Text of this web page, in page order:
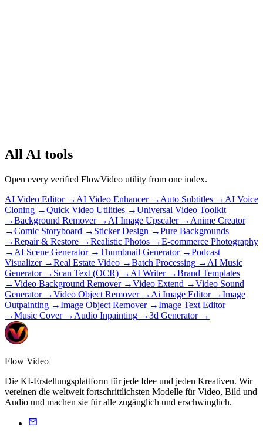
All AI tools
Open every verified FlowVideo utility from one index.
AI Video Editor→ AI Video Enhancer→ Auto Subtitles → AI Voice
Cloning →Quick Video Utilities →Universal Video Toolkit
→Background Remover→ AI Image Upscaler→ Anime Creator
→Comic Storyboard → Sticker Design →Pure Backgrounds
→Repair & Restore →Realistic Photos →E-commerce Photography
→ AI Scene Generator→Thumbnail Generator→Podcast
Visualizer→Real Estate Video →Batch Processing → AI Music
Generator→ Scan Text (OCR) → AI Writer→Brand Templates
→Video Background Remover→Video Extend →Video Sound
Generator→Video Object Remover→ Ai Image Editor→Image
Outpainting →Image Object Remover→Image Text Editor
→Music Cover→ Audio Inpainting →3d Generator→
Flow Video
Die KI-Erstellungsplattform für jede Idee und jeden Kreativen. Wir
vereinen die weltweit fortschrittlichsten Modelle für Video, Bild und
Audio und machen sie für alle zugänglich und erschwinglich.